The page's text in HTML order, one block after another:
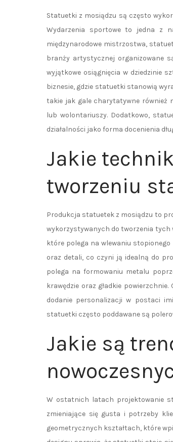
Statuetki z mosiądzu są często
Wydarzenia sportowe to jedna z
międzynarodowe mistrzostwa,
branży artystycznej organizowane
wyjątkowe osiągnięcia w dziedzinie
biznesie, gdzie statuetki stanowią
takie jak gale charytatywne również
lub wolontariuszy. Dodatkowo,
działalności jako forma docenienia
Jakie
tworzeniu
Produkcja statuetek z mosiądzu to
wykorzystywanych do tworzenia tych
które polega na wlewaniu
oraz detali, co czyni ją idealną do
polega na formowaniu metalu
krawędzie oraz gładkie
dodanie personalizacji w postaci
statuetki często poddawane są
Jakie są
W ostatnich latach projektowanie
zmieniające się gusta i potrzeby
geometrycznych kształtach, które